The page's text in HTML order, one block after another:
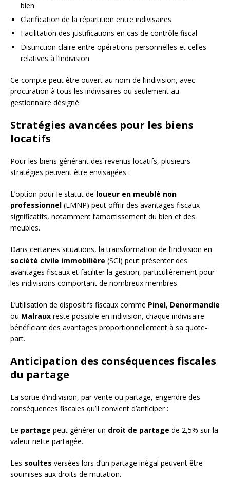
bien
Clarification de la répartition entre indivisaires
Facilitation des justifications en cas de contrôle fiscal
Distinction claire entre opérations personnelles et celles
relatives à l’indivision
Ce compte peut être ouvert au nom de l’indivision, avec
procuration à tous les indivisaires ou seulement au
gestionnaire désigné.
Stratégies avancées pour les biens
locatifs
Pour les biens générant des revenus locatifs, plusieurs
stratégies peuvent être envisagées :
L’option pour le statut de loueur en meublé non
professionnel (LMNP) peut offrir des avantages fiscaux
significatifs, notamment l’amortissement du bien et des
meubles.
Dans certaines situations, la transformation de l’indivision en
société civile immobilière (SCI) peut présenter des
avantages fiscaux et faciliter la gestion, particulièrement pour
les indivisions comportant de nombreux membres.
L’utilisation de dispositifs fiscaux comme Pinel, Denormandie
ou Malraux reste possible en indivision, chaque indivisaire
bénéficiant des avantages proportionnellement à sa quote-
part.
Anticipation des conséquences fiscales
du partage
La sortie d’indivision, par vente ou partage, engendre des
conséquences fiscales qu’il convient d’anticiper :
Le partage peut générer un droit de partage de 2,5% sur la
valeur nette partagée.
Les soultes versées lors d’un partage inégal peuvent être
soumises aux droits de mutation.